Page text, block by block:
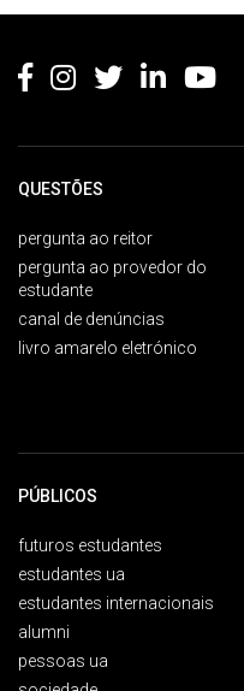
QUESTÕES
pergunta ao reitor
pergunta ao provedor do
estudante
canal de denúncias
livro amarelo eletrónico
PÚBLICOS
futuros estudantes
estudantes ua
estudantes internacionais
alumni
pessoas ua